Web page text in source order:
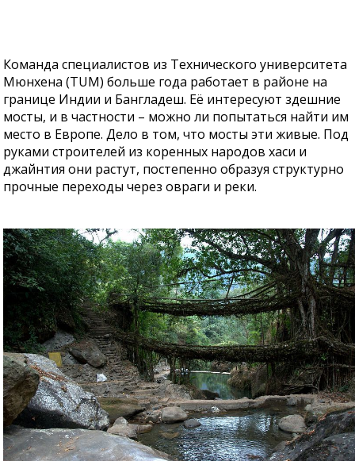
Команда специалистов из Технического университета
Мюнхена (TUM) больше года работает в районе на
границе Индии и Бангладеш. Её интересуют здешние
мосты, и в частности – можно ли попытаться найти им
место в Европе. Дело в том, что мосты эти живые. Под
руками строителей из коренных народов хаси и
джайнтия они растут, постепенно образуя структурно
прочные переходы через овраги и реки.